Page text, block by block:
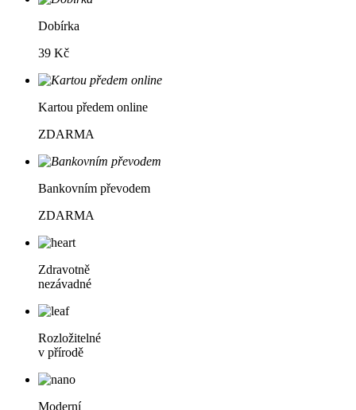
Dobírka
39 Kč
Kartou předem online
ZDARMA
Bankovním převodem
ZDARMA
Zdravotně
nezávadné
Rozložitelné
v přírodě
Moderní